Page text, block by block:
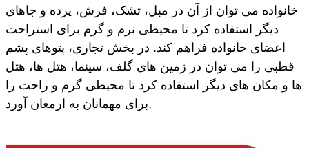
خانواده می توان از آن در مبل، تشک، فرش، پرده و جاهای
دیگر استفاده کرد تا محیطی نرم و گرم برای استراحت
اعضای خانواده فراهم کند. در بخش تجاری، پتوهای پشم
قطبی را می توان در زمین های گلف، سینما، هتل ها، هتل
ها و مکان های دیگر استفاده کرد تا محیطی گرم و راحت را
برای مهمانان به ارمغان آورد.